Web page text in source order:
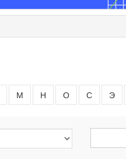
М Н О С Э